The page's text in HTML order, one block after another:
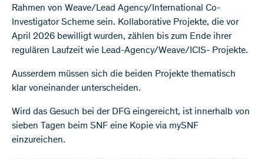
Rahmen von Weave/Lead Agency/International Co-
Investigator Scheme sein. Kollaborative Projekte, die vor
April 2026 bewilligt wurden, zählen bis zum Ende ihrer
regulären Laufzeit wie Lead-Agency/Weave/ICIS- Projekte.
Ausserdem müssen sich die beiden Projekte thematisch
klar voneinander unterscheiden.
Wird das Gesuch bei der DFG eingereicht, ist innerhalb von
sieben Tagen beim SNF eine Kopie via mySNF
einzureichen.